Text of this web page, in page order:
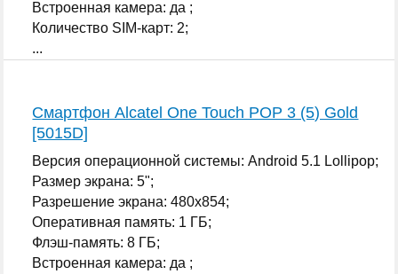
Встроенная камера: да ;
Количество SIM-карт: 2;
...
Смартфон Alcatel One Touch POP 3 (5) Gold
[5015D]
Версия операционной системы: Android 5.1 Lollipop;
Размер экрана: 5";
Разрешение экрана: 480x854;
Оперативная память: 1 ГБ;
Флэш-память: 8 ГБ;
Встроенная камера: да ;